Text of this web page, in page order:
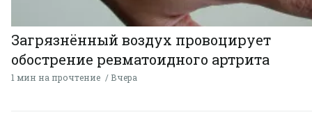
Загрязнённый воздух провоцирует
обострение ревматоидного артрита
1 мин на прочтение Вчера